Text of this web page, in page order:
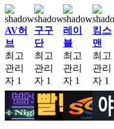
AV허
브
최고
관리
자 1
구구
단
최고
관리
자 1
레이
블
최고
관리
자 1
킹스
맨
최고
관리
자 1